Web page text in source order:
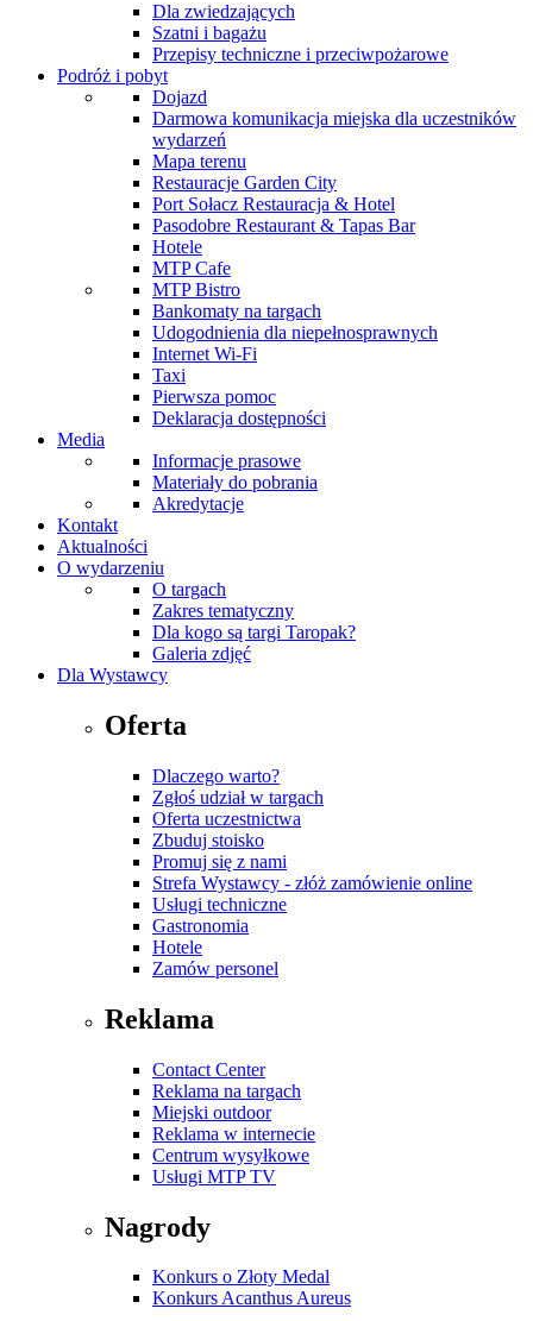
Dla zwiedzających
Szatni i bagażu
Przepisy techniczne i przeciwpożarowe
Podróż i pobyt
Dojazd
Darmowa komunikacja miejska dla uczestników
wydarzeń
Mapa terenu
Restauracje Garden City
Port Sołacz Restauracja & Hotel
Pasodobre Restaurant & Tapas Bar
Hotele
MTP Cafe
MTP Bistro
Bankomaty na targach
Udogodnienia dla niepełnosprawnych
Internet Wi-Fi
Taxi
Pierwsza pomoc
Deklaracja dostępności
Media
Informacje prasowe
Materiały do pobrania
Akredytacje
Kontakt
Aktualności
O wydarzeniu
O targach
Zakres tematyczny
Dla kogo są targi Taropak?
Galeria zdjęć
Dla Wystawcy
Oferta
Dlaczego warto?
Zgłoś udział w targach
Oferta uczestnictwa
Zbuduj stoisko
Promuj się z nami
Strefa Wystawcy - złóż zamówienie online
Usługi techniczne
Gastronomia
Hotele
Zamów personel
Reklama
Contact Center
Reklama na targach
Miejski outdoor
Reklama w internecie
Centrum wysyłkowe
Usługi MTP TV
Nagrody
Konkurs o Złoty Medal
Konkurs Acanthus Aureus